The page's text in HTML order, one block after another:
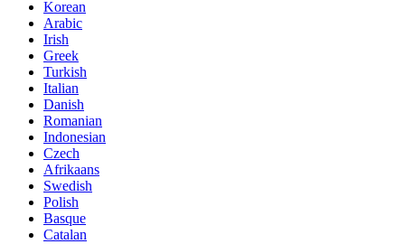
Korean
Arabic
Irish
Greek
Turkish
Italian
Danish
Romanian
Indonesian
Czech
Afrikaans
Swedish
Polish
Basque
Catalan